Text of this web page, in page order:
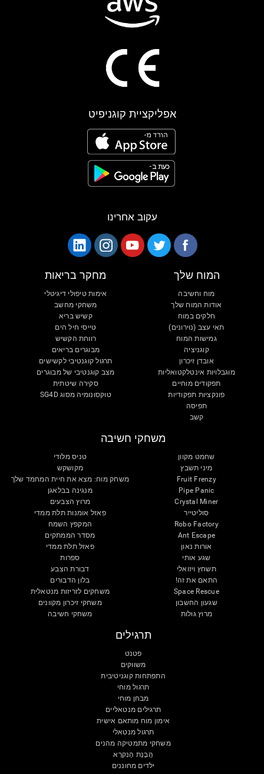
אפליקציית קוגניפיט
עקוב אחרינו
המוח שלך
מוח וחשיבה
אודות המוח שלך
חלקים במוח
תאי עצב (נוירונים)
גמישות המוח
קוגניציה
אובדן זיכרון
מוגבלויות אינטלקטואליות
תפקודים מוחיים
פונקציות תפקודיות
תפיסה
קשב
מחקר בריאות
אימות טיפולי דיגיטלי
משחקי מחשב
קשיש בריא
טייסי חיל הים
רווחת הקשיש
מבוגרים בריאים
תרגול קוגנטיבי לקשישים
מצב קוגנטיבי של מבוגרים
סקירה שיטתית
טוקסונומיה מסוג SG4D
משחקי חשיבה
שחמט מקוון
מיני תשבץ
Fruit Frenzy
Pipe Panic
Crystal Miner
סוליטייר
Robo Factory
Ant Escape
אורות נאון
שגע אותי
תשחץ ויזואלי
התאם את זה!
Space Rescue
שגעון החשבון
מרוץ גולות
טניס מלודי
מקושקש
משחק מוח: מצא את חיית המחמד שלך
מנגינה בבלאגן
מרוץ הצבעים
פאזל אומנות תלת ממדי
המקפץ השמח
מסדר הממתקים
פאזל תלת ממדי
ספרות
דבורת הצבע
בלון הדבורים
משחקים לזריזות מנטאלית
משחקי זיכרון מקוונים
משחקי חשיבה
תרגילים
פטנט
משווקים
התפתחות קוגניטיבית
תרגול מוחי
מבחן מוחי
תרגילים מנטאליים
אימון מוח מותאם אישית
תרגול מנטאלי
משחקי מתמטיקה מהנים
הֲבָנַת הָנִקרָא
ילדים מחוננים